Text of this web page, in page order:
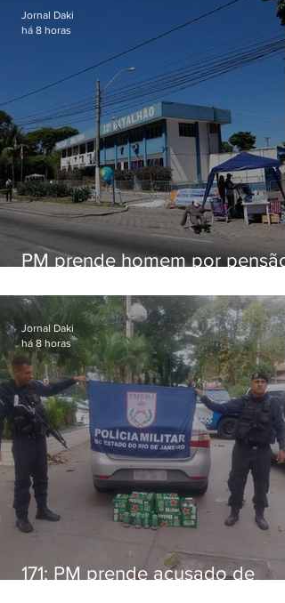
PM prende homem por pensão
Jornal Daki
há 8 horas
171: PM prende acusado de
Jornal Daki
há 8 horas